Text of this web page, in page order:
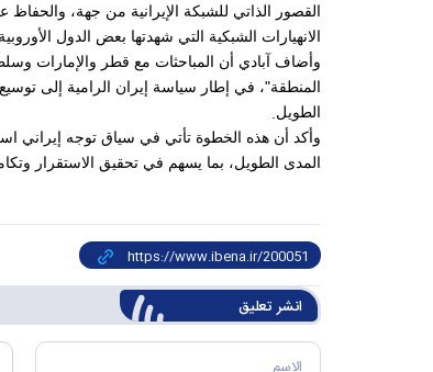
القصور الذاتي للشبكة الإيرانية من جهة،
الانهيارات الشبكية التي شهدتها بعض الدول
وأضاف آبادي أن المباحثات مع قطر والإمارات
المنطقة"، في إطار سياسة إيران الرامية إلى
الطويل.
وأكد أن هذه الخطوة تأتي في سياق توجه إيراني
المدى الطويل، بما يسهم في تحقيق الاستقرار
انشر تعليق